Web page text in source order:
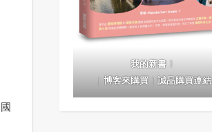
我的新書！
｜博客來購買｜誠品購買連結